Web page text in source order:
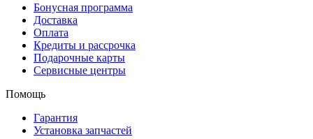
Бонусная программа
Доставка
Оплата
Кредиты и рассрочка
Подарочные карты
Сервисные центры
Помощь
Гарантия
Установка запчастей